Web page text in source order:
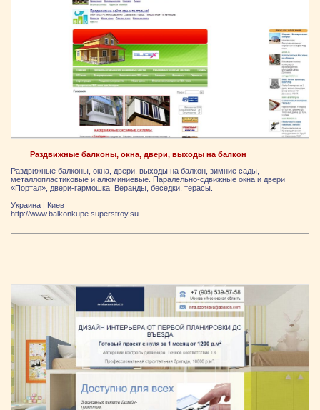
Раздвижные балконы, окна, двери, выходы на балкон
Раздвижные балконы, окна, двери, выходы на балкон, зимние сады,
металлопластиковые и алюминиевые. Паралельно-сдвижные окна и двери
«Портал», двери-гармошка. Веранды, беседки, терасы.
Украина | Киев
http://www.balkonkupe.superstroy.su